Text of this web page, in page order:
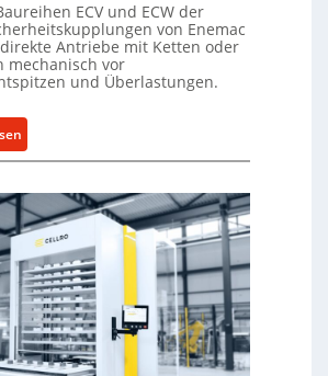
ECV und ECW der
von Enemac
Antriebe mit Ketten oder
mechanisch vor
und Überlastungen.
M
c
h
n
i
c
h